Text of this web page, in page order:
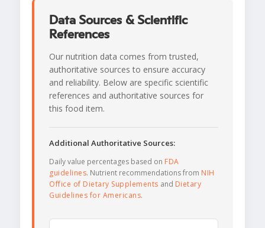
Data Sources & Scientific
References
Our nutrition data comes from trusted,
authoritative sources to ensure accuracy
and reliability. Below are specific scientific
references and authoritative sources for
this food item.
Additional Authoritative Sources:
Daily value percentages based on FDA
guidelines. Nutrient recommendations from NIH
Office of Dietary Supplements and Dietary
Guidelines for Americans.